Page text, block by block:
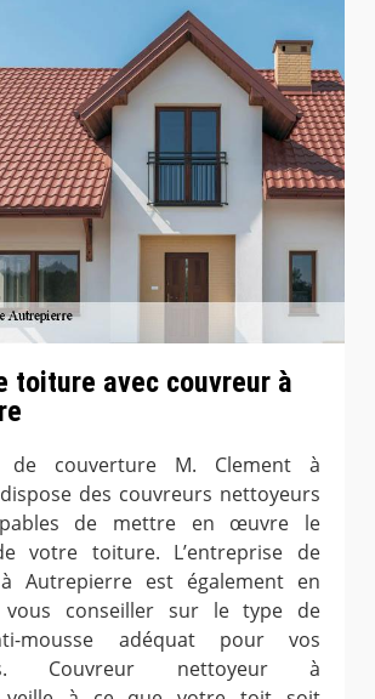
toiture avec couvreur à
de couverture M. Clement à
des couvreurs nettoyeurs
de mettre en œuvre le
votre toiture. L’entreprise de
Autrepierre est également en
vous conseiller sur le type de
mousse adéquat pour vos
Couvreur nettoyeur à